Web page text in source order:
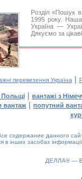
Розділ «Пошук
1995 року. Наша
Україна —
Дякуємо за
перевезення Україна |
Польщі| вантажі з
вантаж | попутний
содержание данного
в інших засобах
ДЕЛЛА® —